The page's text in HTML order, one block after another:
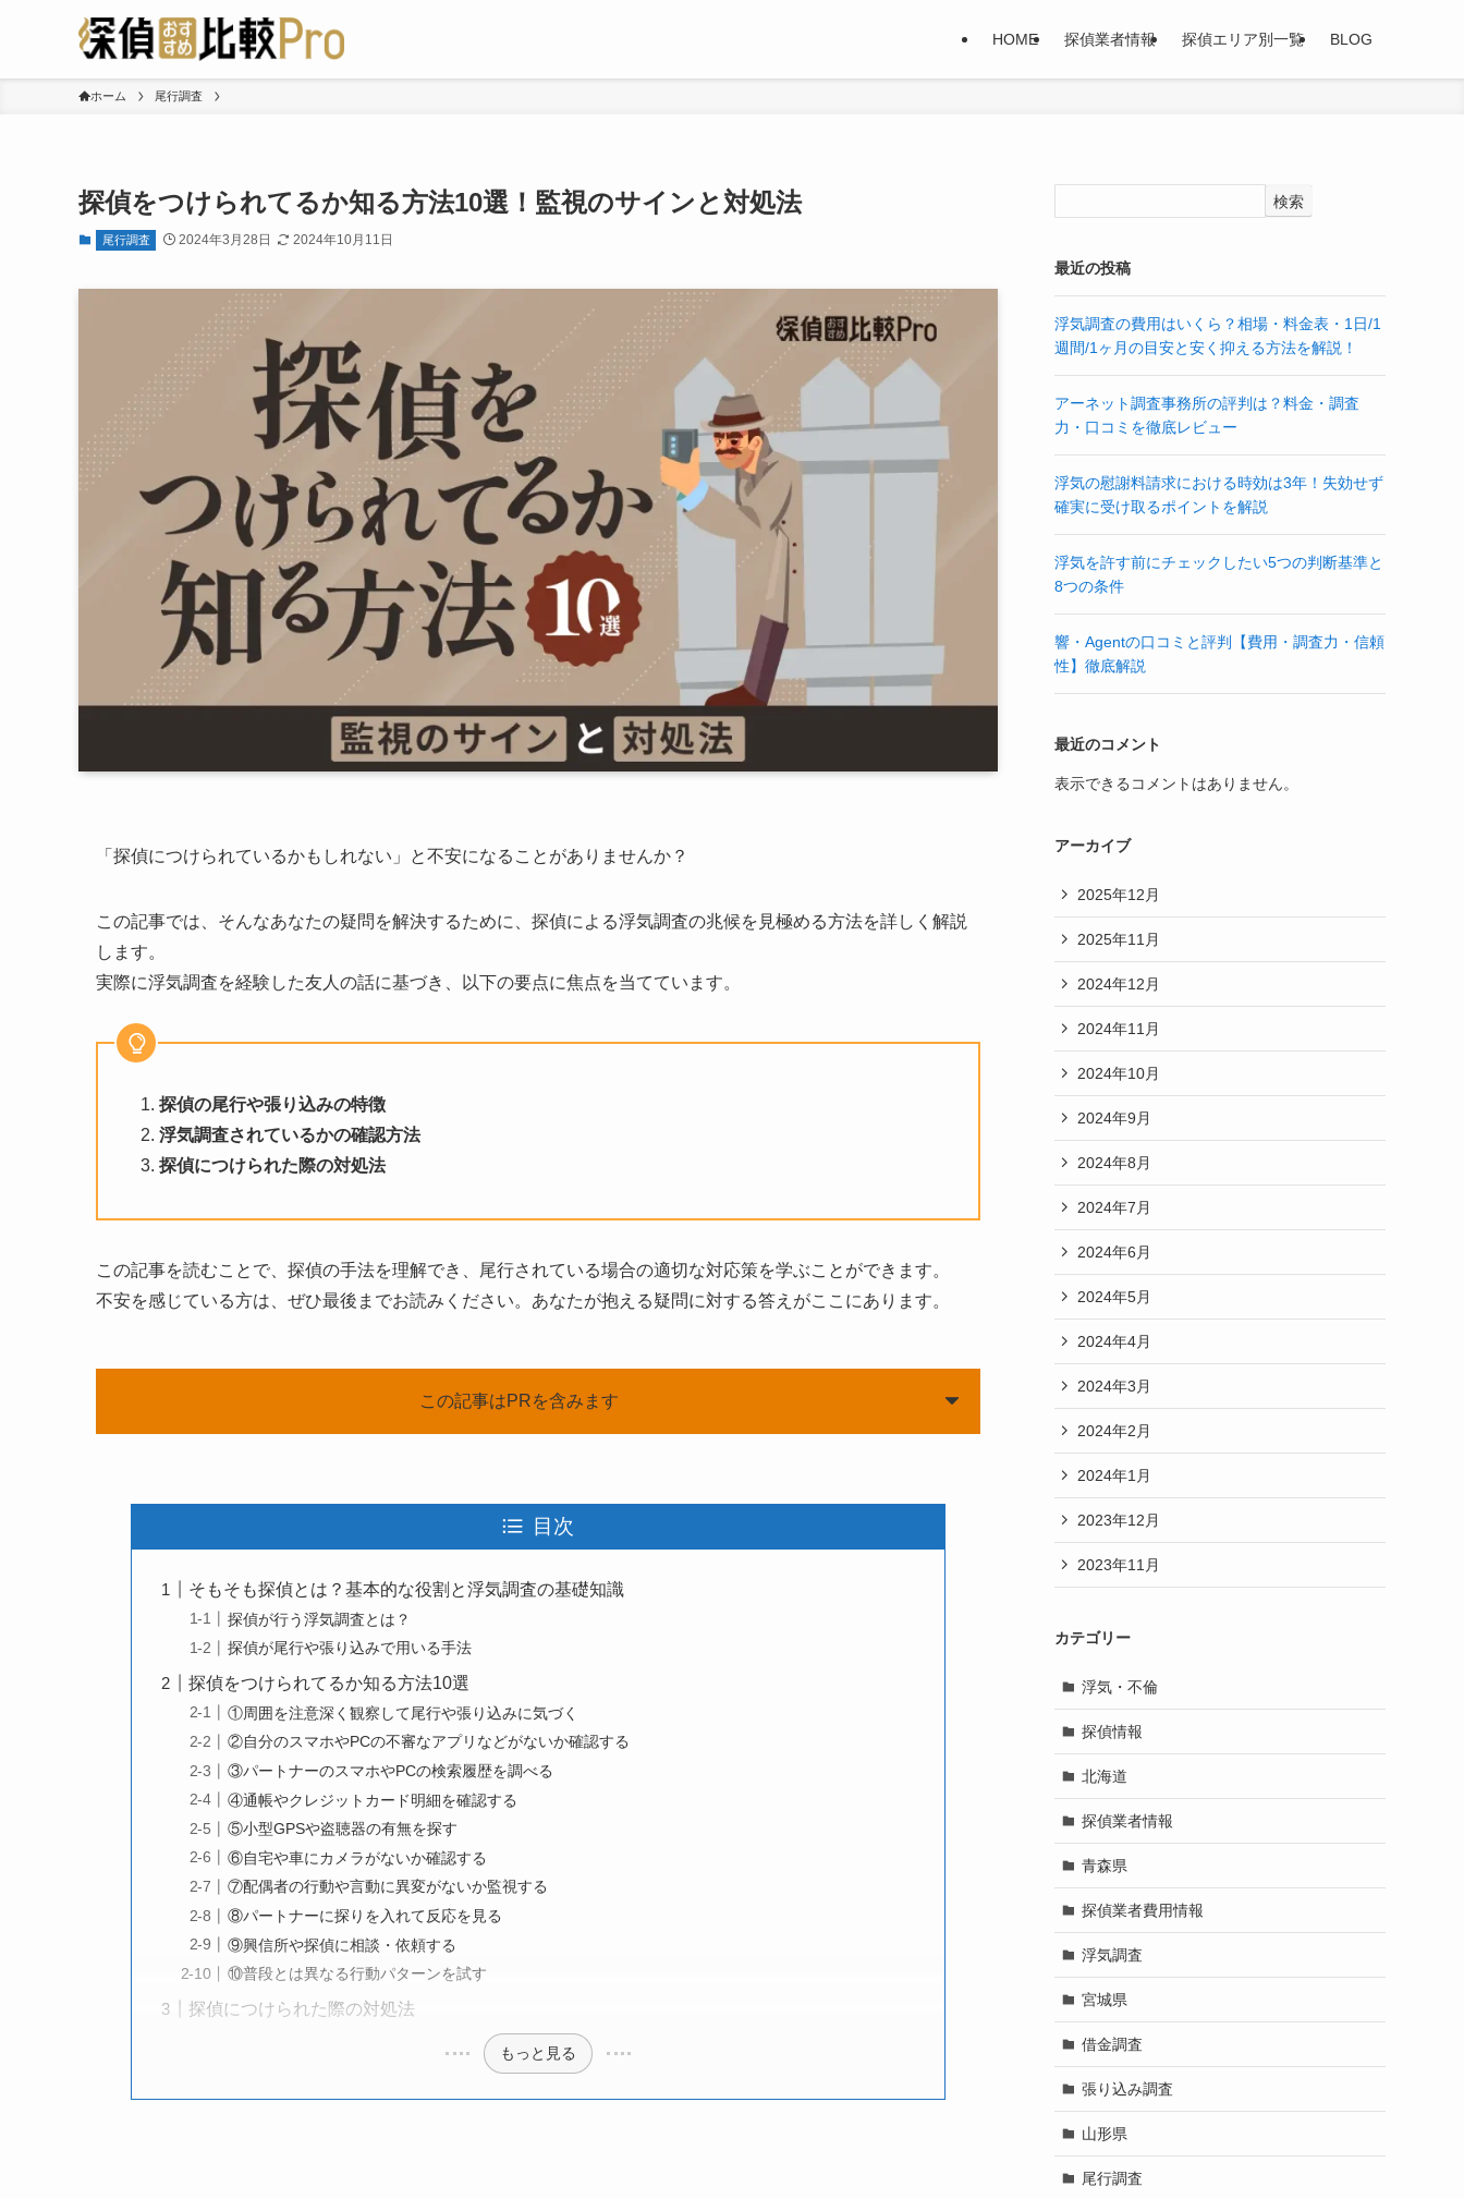
HOME 探偵業者情報 探偵エリア別一覧 BLOG
ホーム 尾行調査
探偵をつけられてるか知る方法10選！監視のサインと対処法
尾行調査 2024年3月28日 2024年10月11日
「探偵につけられているかもしれない」と不安になることがありませんか？
この記事では、そんなあなたの疑問を解決するために、探偵による浮気調査の兆候を見極める方法を詳しく解説
します。
実際に浮気調査を経験した友人の話に基づき、以下の要点に焦点を当てています。
探偵の尾行や張り込みの特徴
浮気調査されているかの確認方法
探偵につけられた際の対処法
この記事を読むことで、探偵の手法を理解でき、尾行されている場合の適切な対応策を学ぶことができます。
不安を感じている方は、ぜひ最後までお読みください。あなたが抱える疑問に対する答えがここにあります。
この記事はPRを含みます
目次
そもそも探偵とは？基本的な役割と浮気調査の基礎知識
探偵が行う浮気調査とは？
探偵が尾行や張り込みで用いる手法
探偵をつけられてるか知る方法10選
①周囲を注意深く観察して尾行や張り込みに気づく
②自分のスマホやPCの不審なアプリなどがないか確認する
③パートナーのスマホやPCの検索履歴を調べる
④通帳やクレジットカード明細を確認する
⑤小型GPSや盗聴器の有無を探す
⑥自宅や車にカメラがないか確認する
⑦配偶者の行動や言動に異変がないか監視する
⑧パートナーに探りを入れて反応を見る
⑨興信所や探偵に相談・依頼する
⑩普段とは異なる行動パターンを試す
探偵につけられた際の対処法
もっと見る
検索
最近の投稿
浮気調査の費用はいくら？相場・料金表・1日/1
週間/1ヶ月の目安と安く抑える方法を解説！
アーネット調査事務所の評判は？料金・調査
力・口コミを徹底レビュー
浮気の慰謝料請求における時効は3年！失効せず
確実に受け取るポイントを解説
浮気を許す前にチェックしたい5つの判断基準と
8つの条件
響・Agentの口コミと評判【費用・調査力・信頼
性】徹底解説
最近のコメント
表示できるコメントはありません。
アーカイブ
2025年12月
2025年11月
2024年12月
2024年11月
2024年10月
2024年9月
2024年8月
2024年7月
2024年6月
2024年5月
2024年4月
2024年3月
2024年2月
2024年1月
2023年12月
2023年11月
カテゴリー
浮気・不倫
探偵情報
北海道
探偵業者情報
青森県
探偵業者費用情報
浮気調査
宮城県
借金調査
張り込み調査
山形県
尾行調査